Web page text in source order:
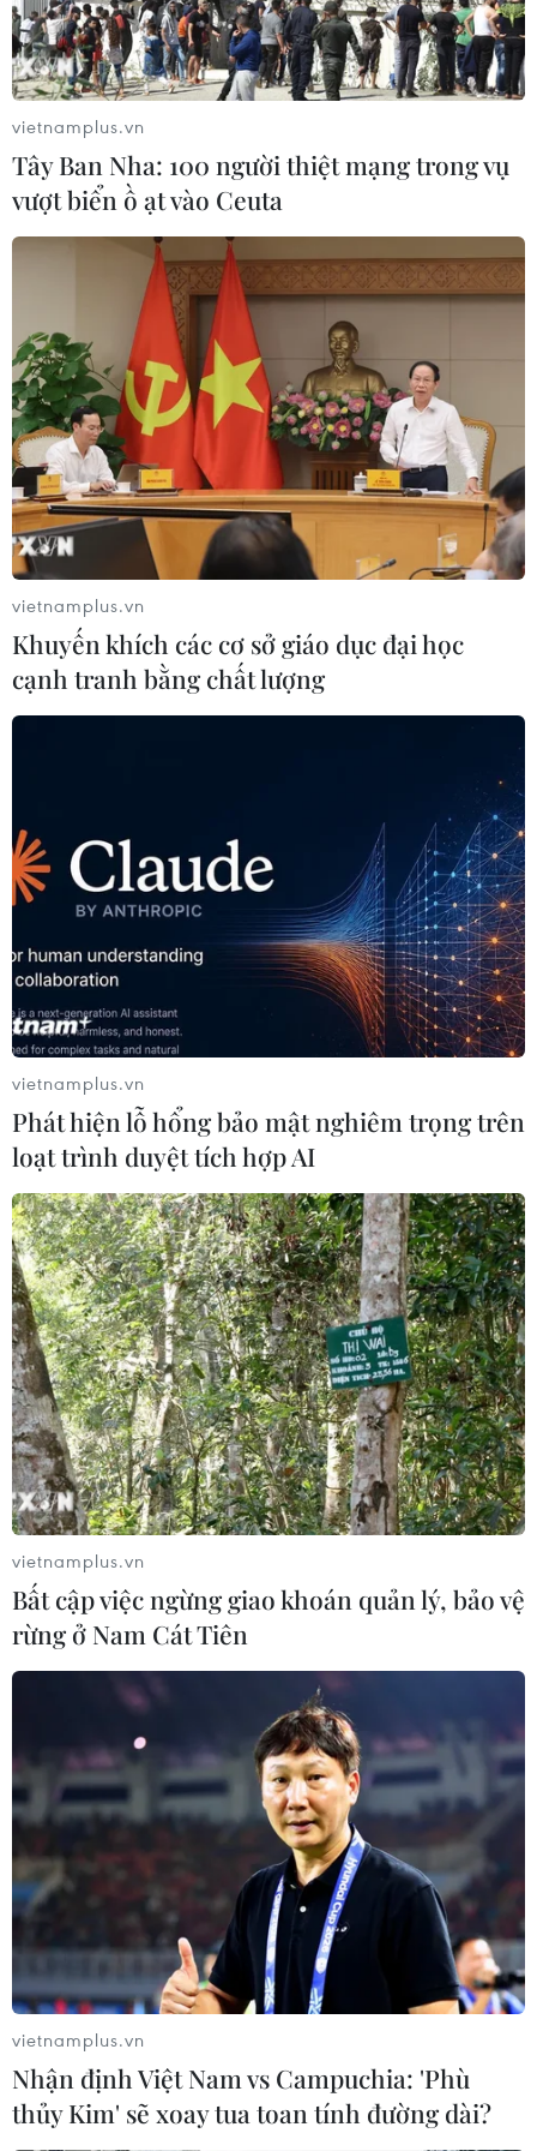
Lâm Đồng: Đình chỉ công tác hai cán bộ
xã vì vi phạm quản lý đất đai
05/04/2024 08:04
Ông Đỗ Ngọc Cần, Chủ tịch Ủy ban Nhân dân xã Lộc
Thành và Trần Ngọc Hoàn, công chức địa chính xã đã
bị tạm đình chỉ công tác để làm rõ trách nhiệm quản lý
22 căn nhà xây dựng không phép trên địa bàn.
vietnamplus.vn
Tây Ban Nha: 100 người thiệt mạng trong vụ
vượt biển ồ ạt vào Ceuta
vietnamplus.vn
Khuyến khích các cơ sở giáo dục đại học
cạnh tranh bằng chất lượng
vietnamplus.vn
Phát hiện lỗ hổng bảo mật nghiêm trọng trên
loạt trình duyệt tích hợp AI
vietnamplus.vn
Bất cập việc ngừng giao khoán quản lý, bảo vệ
rừng ở Nam Cát Tiên
vietnamplus.vn
Nhận định Việt Nam vs Campuchia: 'Phù
thủy Kim' sẽ xoay tua toan tính đường dài?